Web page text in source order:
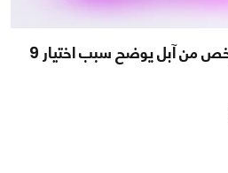
تسريب iPhone 18e الأرخص من آبل يوضح سبب اختيار 9